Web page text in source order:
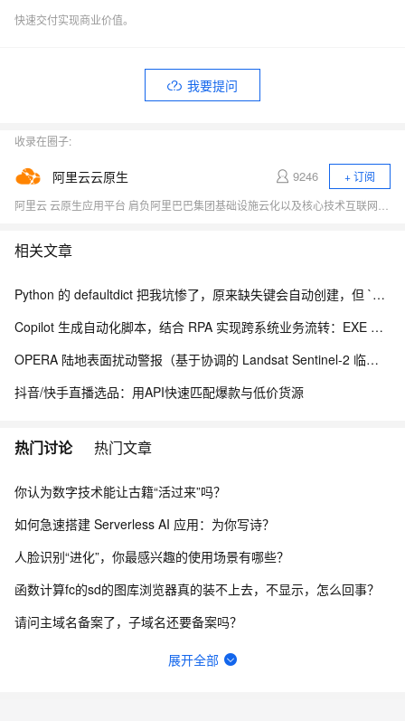
快速交付实现商业价值。
我要提问
收录在圈子:
阿里云云原生 9246
+ 订阅
相关文章
Python 的 defaultdict 把我坑惨了，原来缺失键会自动创建，但 `__missing__` 的副作用让我调试到崩溃
Copilot 生成自动化脚本，结合 RPA 实现跨系统业务流转：EXE 打包与内网离线部署实践
OPERA 陆地表面扰动警报（基于协调的 Landsat Sentinel-2 临时产品，版本 0）
抖音/快手直播选品：用API快速匹配爆款与低价货源
热门讨论 热门文章
你认为数字技术能让古籍“活过来”吗？
如何急速搭建 Serverless AI 应用：为你写诗？
人脸识别“进化”，你最感兴趣的使用场景有哪些？
函数计算fc的sd的图库浏览器真的装不上去，不显示，怎么回事？
请问主域名备案了，子域名还要备案吗？
一键生成讲解视频，AI的理解和生成能力到底有多强？
展开全部